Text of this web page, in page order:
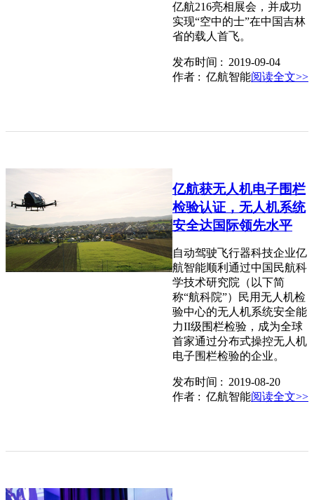
亿航216亮相展会，并成功
实现“空中的士”在中国吉林
省的载人首飞。
发布时间 : 2019-09-04
作者 : 亿航智能阅读全文>>
亿航获无人机电子围栏
检验认证，无人机系统
安全达国际领先水平
自动驾驶飞行器科技企业亿
航智能顺利通过中国民航科
学技术研究院（以下简
称“航科院”）民用无人机检
验中心的无人机系统安全能
力II级围栏检验，成为全球
首家通过分布式操控无人机
电子围栏检验的企业。
发布时间 : 2019-08-20
作者 : 亿航智能阅读全文>>